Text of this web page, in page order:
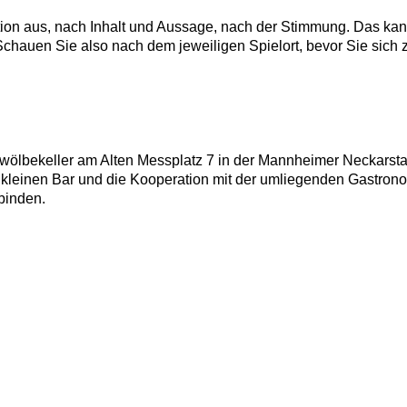
aus, nach Inhalt und Aussage, nach der Stimmung. Das
Sie also nach dem jeweiligen Spielort, bevor Sie sich
am Alten Messplatz 7 in der Mannheimer
Bar und die Kooperation mit der umliegenden